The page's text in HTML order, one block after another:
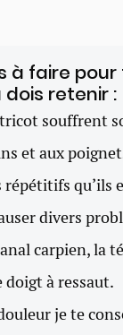
à faire pour
retenir :
souffrent
et aux
qu’ils
divers
carpien, la
doigt à ressaut.
je te